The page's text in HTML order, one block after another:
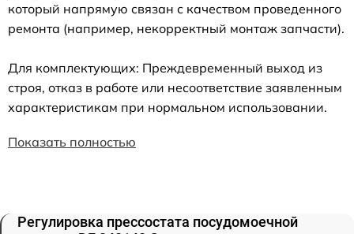
который напрямую связан с качеством проведенного
ремонта (например, некорректный монтаж запчасти).
Для комплектующих: Преждевременный выход из
строя, отказ в работе или несоответствие заявленным
характеристикам при нормальном использовании.
Показать полностью
Регулировка прессостата посудомоечной